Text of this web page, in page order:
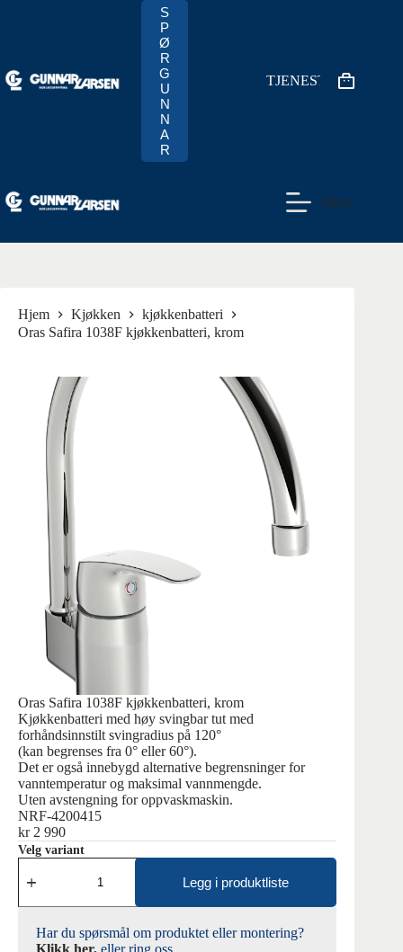
S
P
Ø
R
G
U
N
N
A
R
TJENESTER
Meny
Hjem Kjøkken
kjøkkenbatteri
Oras Safira 1038F kjøkkenbatteri, krom
Oras Safira 1038F kjøkkenbatteri, krom
Kjøkkenbatteri med høy svingbar tut med
forhåndsinnstilt svingradius på 120°
(kan begrenses fra 0° eller 60°).
Det er også innebygd alternative begrensninger for
vanntemperatur og maksimal vannmengde.
Uten avstengning for oppvaskmaskin.
NRF-4200415
kr2 990
Velg variant
Safira
kjøkkenbatteri,
krom
antall
Legg i produktliste
Har du spørsmål om produktet eller montering?
Klikk her, eller ring oss.